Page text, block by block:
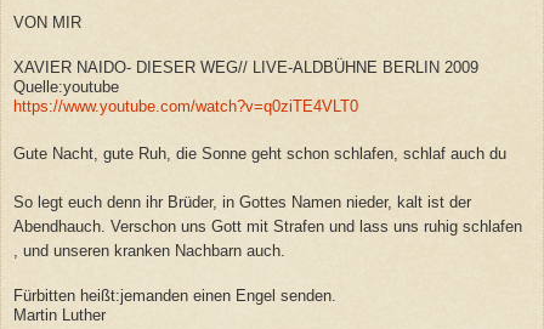
VON MIR
XAVIER NAIDO- DIESER WEG// LIVE-ALDBÜHNE BERLIN 2009
Quelle:youtube
https://www.youtube.com/watch?v=q0ziTE4VLT0
Gute Nacht, gute Ruh, die Sonne geht schon schlafen, schlaf auch du
So legt euch denn ihr Brüder, in Gottes Namen nieder, kalt ist der
Abendhauch. Verschon uns Gott mit Strafen und lass uns ruhig schlafen
, und unseren kranken Nachbarn auch.
Fürbitten heißt:jemanden einen Engel senden.
Martin Luther